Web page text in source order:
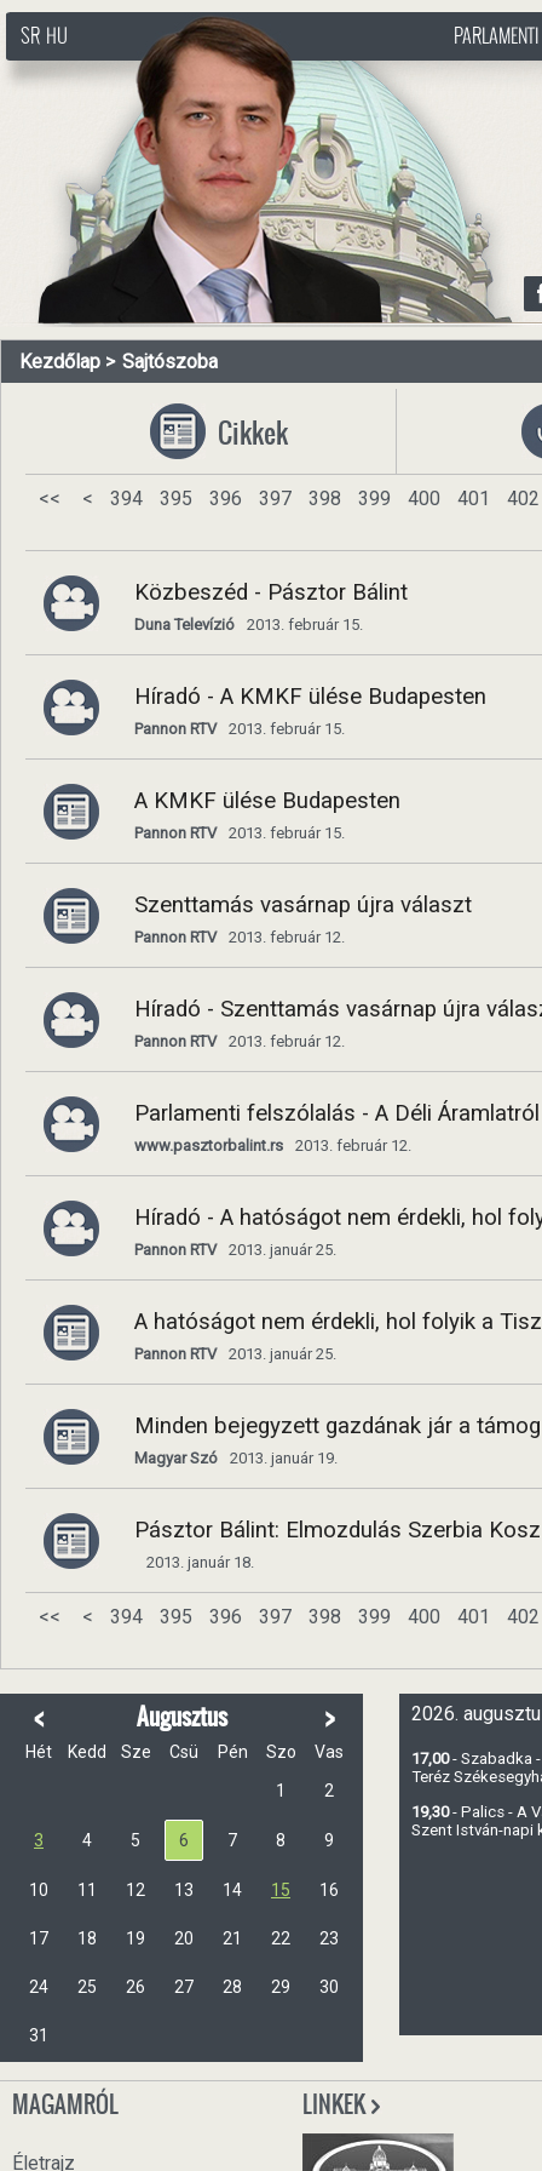
http://www.pasztorbalint.rs/hu
SR HU
Kezdőlap Sajtószoba
Cikkek
<< < 394 395 396 397 398 399 400 401 402
Közbeszéd - Pásztor Bálint
Duna Televízió 2013. február 15.
Híradó - A KMKF ülése Budapesten
Pannon RTV 2013. február 15.
A KMKF ülése Budapesten
Pannon RTV 2013. február 15.
Szenttamás vasárnap újra választ
Pannon RTV 2013. február 12.
Híradó - Szenttamás vasárnap újra
Pannon RTV 2013. február 12.
Parlamenti felszólalás - A Déli
www.pasztorbalint.rs 2013. február 12.
Híradó - A hatóságot nem érdekli, hol
Pannon RTV 2013. január 25.
A hatóságot nem érdekli, hol folyik a
Pannon RTV 2013. január 25.
Minden bejegyzett gazdának jár a
Magyar Szó 2013. január 19.
Pásztor Bálint: Elmozdulás Szerbia
2013. január 18.
<< < 394 395 396 397 398 399 400 401 402
< Augusztus >
Hét Kedd Sze Csü Pén Szo
Vas
1
2
3 4 5 6 7 8 9
10 11 12 13 14 15 16
17 18 19 20 21 22 23
24 25 26 27 28 29 30
31
2026.
17,00- Szabadka
Teréz
19,30- Palics - A
Szent István-napi
MAGAMRÓL
Életrajz
LINKEK